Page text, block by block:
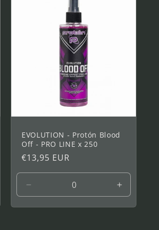
EVOLUTION - Protón Blood
Off - PRO LINE x 250
Prix
habituel
€13,95 EUR
la
quantité
Augmenter
la
quantité